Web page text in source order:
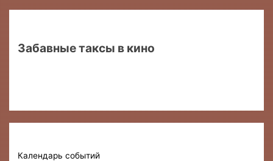
Забавные таксы в кино
Календарь событий